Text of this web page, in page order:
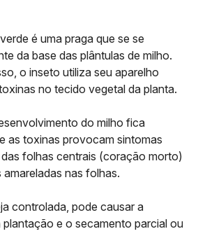
é uma praga que se se
da base das plântulas de milho.
o inseto utiliza seu aparelho
no tecido vegetal da planta.
do milho fica
as toxinas provocam sintomas
folhas centrais (coração morto)
nas folhas.
controlada, pode causar a
e o secamento parcial ou